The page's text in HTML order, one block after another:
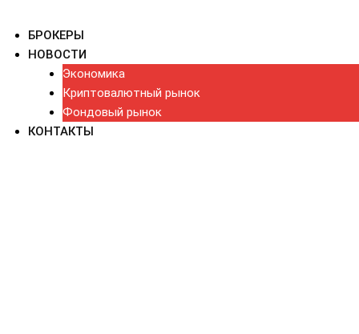
БРОКЕРЫ
НОВОСТИ
Экономика
Криптовалютный рынок
Фондовый рынок
КОНТАКТЫ